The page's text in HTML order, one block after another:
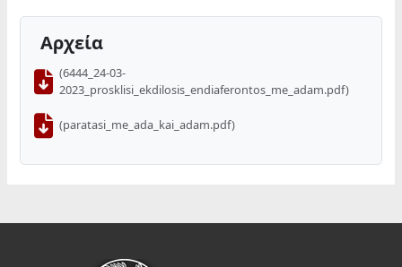
Αρχεία
(6444_24-03-
2023_prosklisi_ekdilosis_endiaferontos_me_adam.pdf)
(paratasi_me_ada_kai_adam.pdf)